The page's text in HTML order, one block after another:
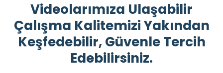
Videolarımıza Ulaşabilir
Çalışma Kalitemizi Yakından
Keşfedebilir, Güvenle Tercih
Edebilirsiniz.